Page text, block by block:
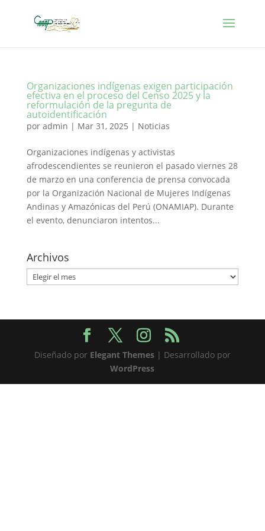
Organizaciones indígenas exigen participación
efectiva en el proceso del Censo 2025 y la
reformulación de la pregunta de
autoidentificación
por admin | Mar 31, 2025 | Noticias
Organizaciones indígenas y activistas
afrodescendientes se reunieron el pasado viernes 28
de marzo en una conferencia de prensa convocada
por la Organización Nacional de Mujeres Indígenas
Andinas y Amazónicas del Perú (ONAMIAP). Durante
el evento, denunciaron intentos...
Archivos
Archivos
Diseñado por Elegant Themes| Desarrollado por
WordPress